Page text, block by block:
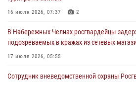
16 июля 2026, 07:37 2
В Набережных Челнах росгвардейцы
подозреваемых в кражах из сетевых
17 июля 2026, 05:55
Сотрудник вневедомственной охраны